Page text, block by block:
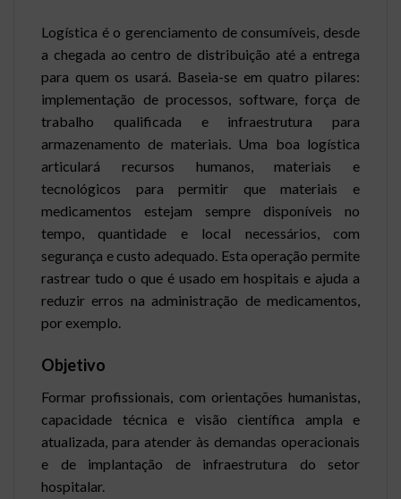
Logística é o gerenciamento de consumíveis, desde
a chegada ao centro de distribuição até a entrega
para quem os usará. Baseia-se em quatro pilares:
implementação de processos, software, força de
trabalho qualificada e infraestrutura para
armazenamento de materiais. Uma boa logística
articulará recursos humanos, materiais e
tecnológicos para permitir que materiais e
medicamentos estejam sempre disponíveis no
tempo, quantidade e local necessários, com
segurança e custo adequado. Esta operação permite
rastrear tudo o que é usado em hospitais e ajuda a
reduzir erros na administração de medicamentos,
por exemplo.
Objetivo
Formar profissionais, com orientações humanistas,
capacidade técnica e visão científica ampla e
atualizada, para atender às demandas operacionais
e de implantação de infraestrutura do setor
hospitalar.